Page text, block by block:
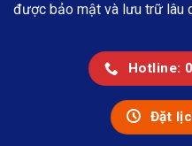
được bảo mật và lưu trữ lâu
Hotline:
Đặt